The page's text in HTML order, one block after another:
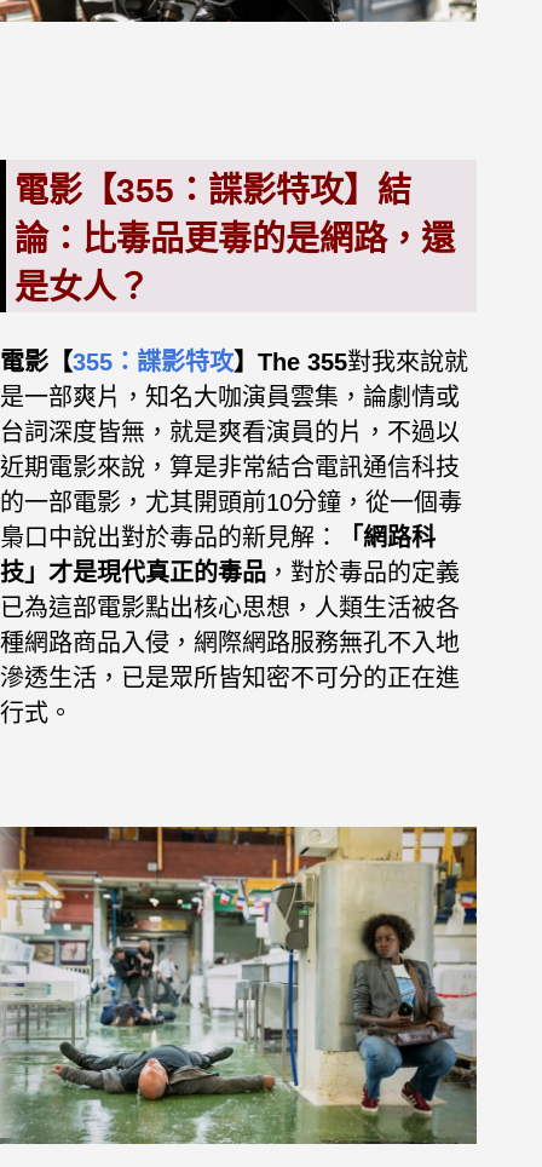
電影【355：諜影特攻】結
論：比毒品更毒的是網路，還
是女人？
電影【355：諜影特攻】The 355對我來說就
是一部爽片，知名大咖演員雲集，論劇情或
台詞深度皆無，就是爽看演員的片，不過以
近期電影來說，算是非常結合電訊通信科技
的一部電影，尤其開頭前10分鐘，從一個毒
梟口中說出對於毒品的新見解：
「網路科
技」才是現代真正的毒品 ，對於毒品的定義
已為這部電影點出核心思想，人類生活被各
種網路商品入侵，網際網路服務無孔不入地
滲透生活，已是眾所皆知密不可分的正在進
行式。